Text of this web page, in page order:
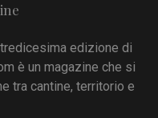
edizione di
è un magazine che si
tra cantine, territorio e